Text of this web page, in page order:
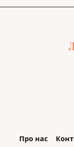
Про нас